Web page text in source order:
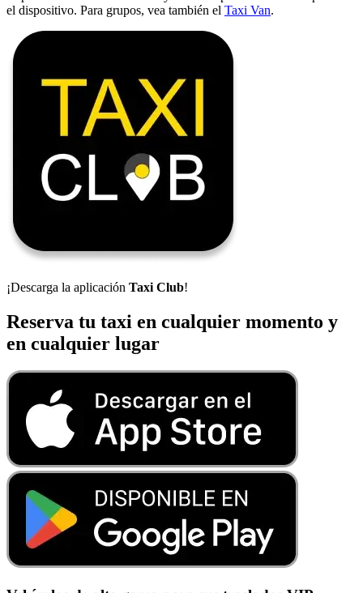
el dispositivo. Para grupos, vea también el Taxi Van.
¡Descarga la aplicación Taxi Club!
Reserva tu taxi en cualquier momento y
en cualquier lugar